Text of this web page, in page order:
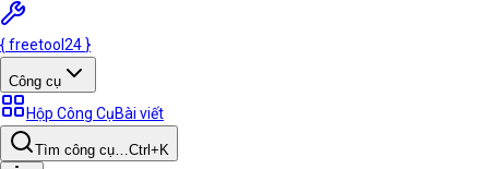
{freetool 24 }
Công cụ
Hộp Công CụBài viết
Tìm công cụ…Ctrl +K